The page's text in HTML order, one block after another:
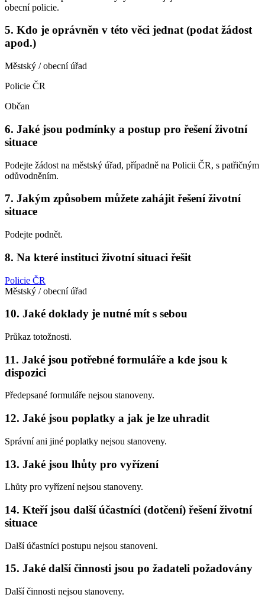
obecní policie.
5. Kdo je oprávněn v této věci jednat (podat žádost
apod.)
Městský / obecní úřad
Policie ČR
Občan
6. Jaké jsou podmínky a postup pro řešení životní
situace
Podejte žádost na městský úřad, případně na Policii ČR, s patřičným
odůvodněním.
7. Jakým způsobem můžete zahájit řešení životní
situace
Podejte podnět.
8. Na které instituci životní situaci řešit
Policie ČR
Městský / obecní úřad
10. Jaké doklady je nutné mít s sebou
Průkaz totožnosti.
11. Jaké jsou potřebné formuláře a kde jsou k
dispozici
Předepsané formuláře nejsou stanoveny.
12. Jaké jsou poplatky a jak je lze uhradit
Správní ani jiné poplatky nejsou stanoveny.
13. Jaké jsou lhůty pro vyřízení
Lhůty pro vyřízení nejsou stanoveny.
14. Kteří jsou další účastníci (dotčení) řešení životní
situace
Další účastníci postupu nejsou stanoveni.
15. Jaké další činnosti jsou po žadateli požadovány
Další činnosti nejsou stanoveny.